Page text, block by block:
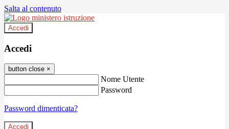
Salta al contenuto
Accedi
Accedi
button close ×
Nome Utente
Password
Password dimenticata?